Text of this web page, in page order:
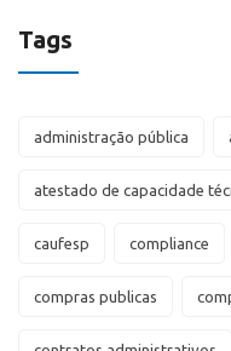
Tags
administração pública
atestado de capacidade
caufesp compliance
compras publicas